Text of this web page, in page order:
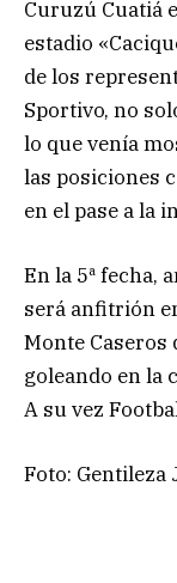
Curuzú Cuatiá
estadio
de los
Sportivo, no
lo que venía
las posiciones
en el pase a la
En la 5ª fecha,
será anfitrión
Monte Caseros
goleando en la
A su vez
Foto: Gentileza